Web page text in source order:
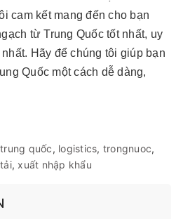
cam kết mang đến cho bạn
từ Trung Quốc tốt nhất, uy
Hãy để chúng tôi giúp bạn
Quốc một cách dễ dàng,
quốc, logistics, trongnuoc,
, xuất nhập khẩu